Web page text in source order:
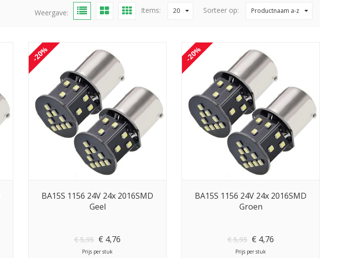
Sorteer op: Productnaam a-z
Items: 20
Weergave:
-20%
BA15S 1156 24V 24x 2016SMD
Geel
€5,95 € 4,76
Prijs per stuk
-20%
BA15S 1156 24V 24x 2016SMD
Groen
€5,95 € 4,76
Prijs per stuk